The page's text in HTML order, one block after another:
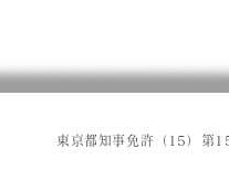
東京都知事免許（15）第